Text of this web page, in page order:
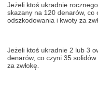
Jeżeli ktoś ukradnie
skazany na 120 denarów, co
odszkodowania i kwoty za
Jeżeli ktoś ukradnie 2 lub 3
denarów, co czyni 35
za zwłokę.